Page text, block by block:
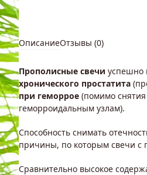
ОписаниеОтзывы (0)
Прополисные свечи успешно
хронического простатита
при геморрое (помимо
геморроидальным узлам).
Способность снимать
причины, по которым свечи с
Сравнительно высокое